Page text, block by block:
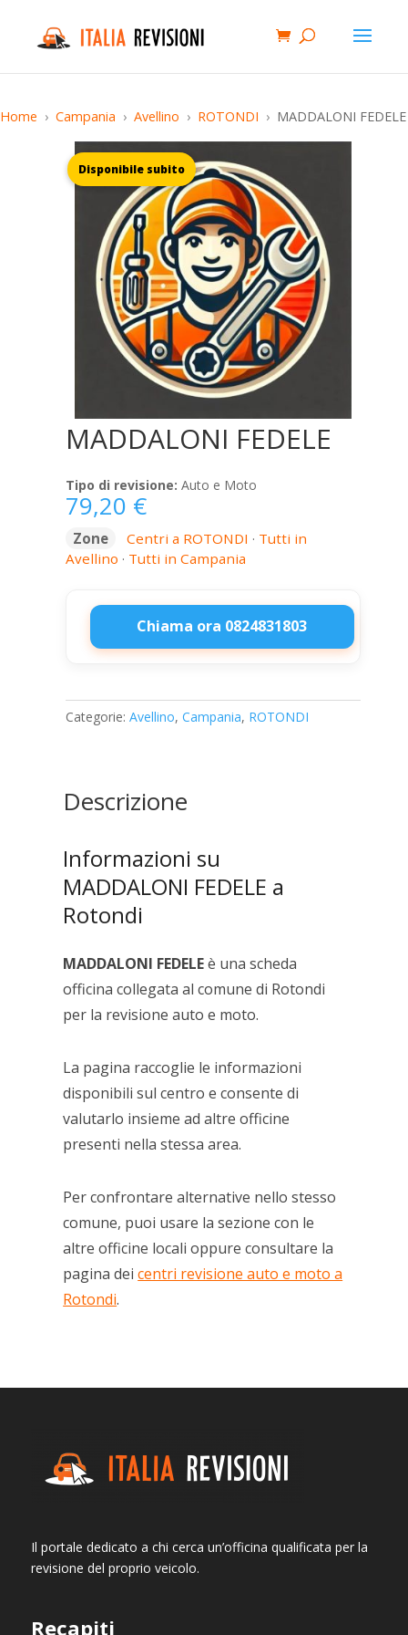
Home Campania Avellino ROTONDI MADDALONI FEDELE
MADDALONI FEDELE
Tipo di revisione: Auto e Moto
79,20 €
Zone Centri a ROTONDI · Tutti in
Avellino · Tutti in Campania
Chiama ora 0824831803
MADDALONI
quantità
Categorie: Avellino, Campania, ROTONDI
Descrizione
Informazioni su
MADDALONI FEDELE a
Rotondi
MADDALONI FEDELEè una scheda
officina collegata al comune di Rotondi
per la revisione auto e moto.
La pagina raccoglie le informazioni
disponibili sul centro e consente di
valutarlo insieme ad altre officine
presenti nella stessa area.
Per confrontare alternative nello stesso
comune, puoi usare la sezione con le
altre officine locali oppure consultare la
pagina deicentri revisione auto e moto a
Rotondi.
Il portale dedicato a chi cerca un’officina qualificata per la
revisione del proprio veicolo.
Recapiti